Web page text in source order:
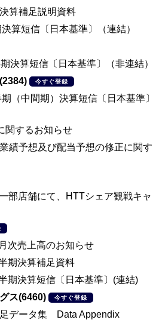
算補足説明資料
算短信〔日本基準〕（連結）
決算短信〔日本基準〕（非連結）
今すぐ登録
（中間期）決算短信〔日本基準〕
関するお知らせ
績予想及び配当予想の修正に関す
部店舗にて、HTTシェア観戦キャ
次売上高のお知らせ
期決算補足資料
決算短信〔日本基準〕(連結)
ス(6460)
今すぐ登録
データ集 Data Appendix